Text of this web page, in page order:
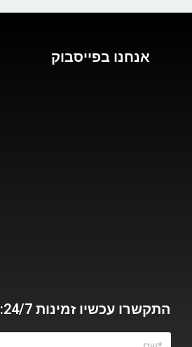
אנחנו בפייסבוק
התקשרו עכשיו זמינות 24/7: 050-9695190